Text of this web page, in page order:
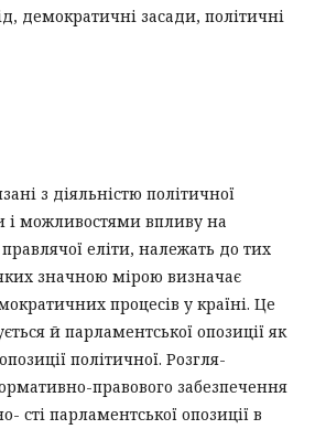
демократичні засади, політичні
з діяльністю політичної
і можливостями впливу на
еліти, належать до тих
значною мірою визначає
процесів у країні. Це
й парламентської опозиції як
політичної. Розгля-
правового забезпечення
сті парламентської опозиції в